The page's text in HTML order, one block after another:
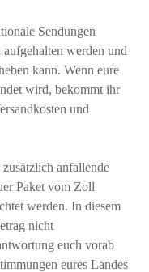
Sendungen
werden und
kann. Wenn eure
wird, bekommt ihr
und
anfallende
Paket vom Zoll
werden. In diesem
nicht
euch vorab
eures Landes